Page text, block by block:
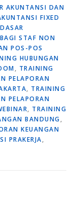
AKUNTANSI DAN
FIXED
STAF NON
POS-POS
HUBUNGAN
, TRAINING
PELAPORAN
, TRAINING
PELAPORAN
, TRAINING
BANDUNG,
KEUANGAN
PRAKERJA,